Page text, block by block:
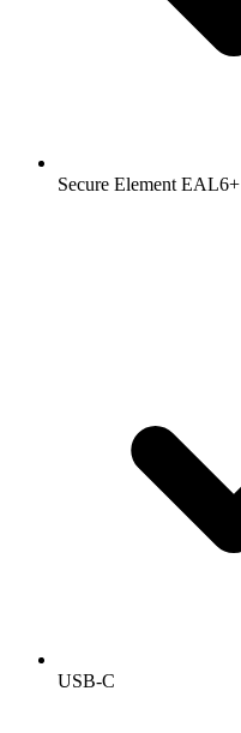
Secure Element EAL6+
USB-C